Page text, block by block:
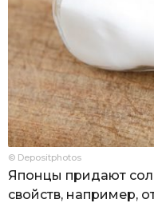
© Depositphotos
Японцы придают
свойств, например,